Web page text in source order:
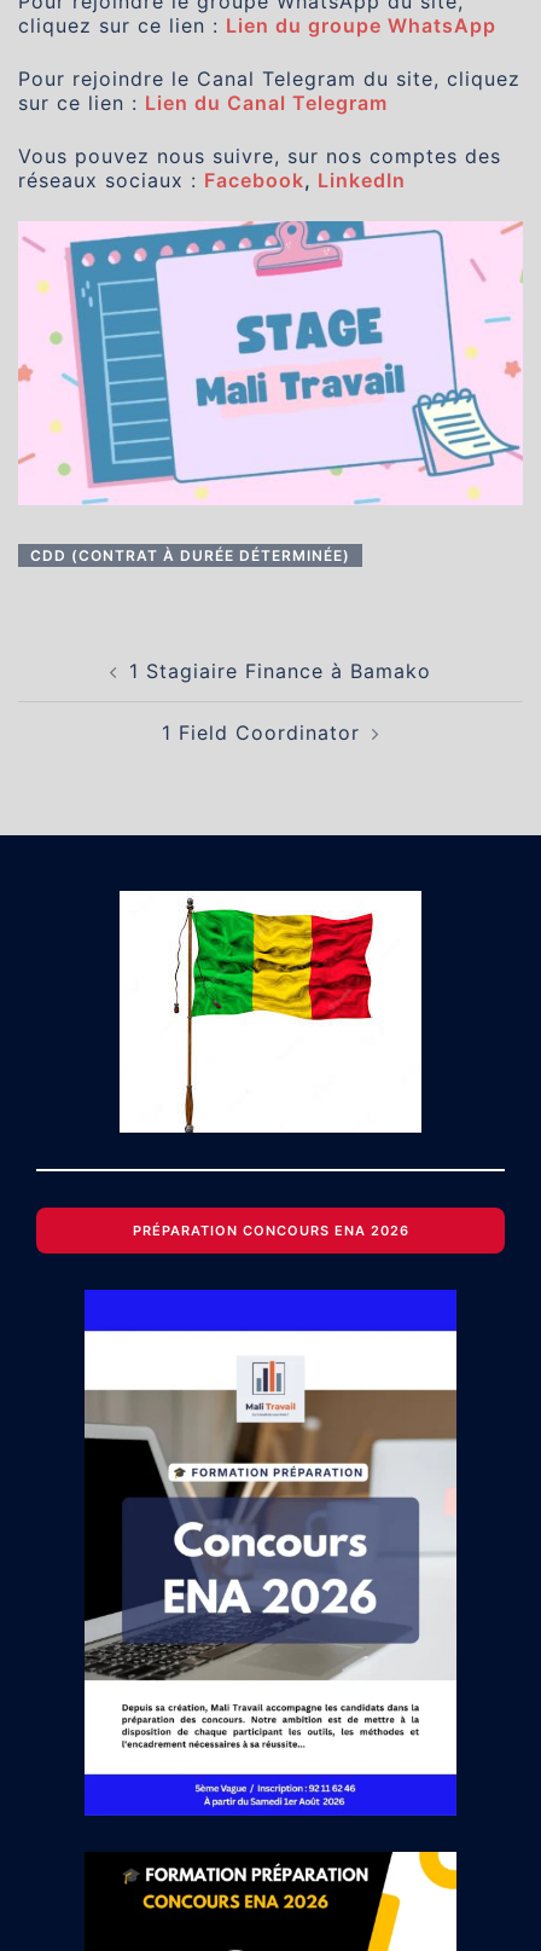
cliquez sur ce lien : Lien du groupe WhatsApp
Pour rejoindre le Canal Telegram du site, cliquez
sur ce lien : Lien du Canal Telegram
Vous pouvez nous suivre, sur nos comptes des
réseaux sociaux : Facebook, LinkedIn
CDD (CONTRAT À DURÉE DÉTERMINÉE)
1 Stagiaire Finance à Bamako
1 Field Coordinator
PRÉPARATION CONCOURS ENA 2026